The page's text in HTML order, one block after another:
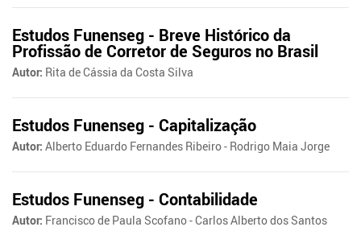
Estudos Funenseg - Breve Histórico da
Profissão de Corretor de Seguros no Brasil
Autor: Rita de Cássia da Costa Silva
Estudos Funenseg - Capitalização
Autor: Alberto Eduardo Fernandes Ribeiro - Rodrigo Maia Jorge
Estudos Funenseg - Contabilidade
Autor: Francisco de Paula Scofano - Carlos Alberto dos Santos